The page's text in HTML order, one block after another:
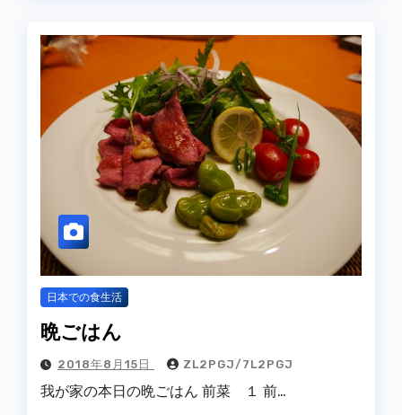
日本での食生活
晩ごはん
2018年8月15日 ZL2PGJ/7L2PGJ
我が家の本日の晩ごはん 前菜 １ 前…